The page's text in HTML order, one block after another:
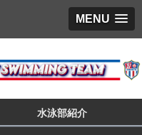
MENU
水泳部紹介